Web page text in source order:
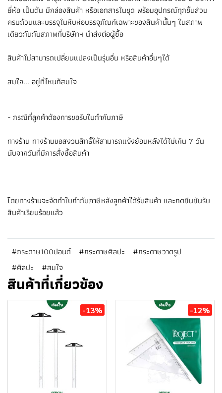
ยี่ห้อ เป็นต้น มีกล่องสินค้า หรือเอกสารในชุด พร้อมอุปกรณ์ทุกชิ้นส่วน
ครบถ้วนและบรรจุในหีบห่อบรรจุภัณฑ์เฉพาะของสินค้านั้นๆ ในสภาพ
เดียวกันกับสภาพที่บริษัทฯ นำส่งต่อผู้ซื้อ
สินค้าไม่สามารถเปลี่ยนแปลงเป็นรุ่นอื่น หรือสินค้าอื่นๆได้
สมใจ... อยู่ที่ไหนก็สมใจ
- กรณีที่ลูกค้าต้องการขอรับใบกำกับภาษี
ทางร้าน ทางร้านขอสงวนสิทธิ์ให้สามารถแจ้งย้อนหลังได้ไม่เกิน 7 วัน
นับจากวันที่มีการสั่งซื้อสินค้า
โดยทางร้านจะจัดทำใบกำกับภาษีหลังลูกค้าได้รับสินค้า และกดยืนยันรับ
สินค้าเรียบร้อยแล้ว
#กระดาษ100ปอนด์ #กระดาษศิลปะ
#กระดาษวาดรูป
#ศิลปะ
#สมใจ
สินค้าที่เกี่ยวข้อง
-13% -12%